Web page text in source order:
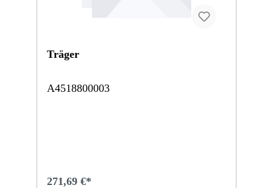
Träger
A4518800003
271,69 €*